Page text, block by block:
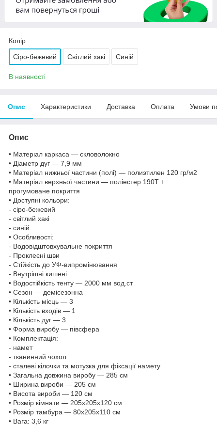
Колір
Сіро-бежевий Світлий хакі Синій
В наявності
Опис Характеристики Доставка Оплата Умови
Опис
• Матеріал каркаса — скловолокно
• Діаметр дуг — 7,9 мм
• Матеріал нижньої частини (полі) — полиэтилен 120 гр/м2
• Матеріал верхньої частини — поліестер 190Т +
прогумоване покриття
• Доступні кольори:
- сіро-бежевий
- світлий хакі
- синій
• Особливості:
- Водовідштовхувальне покриття
- Проклеєні шви
- Стійкість до УФ-випромінювання
- Внутрішні кишені
• Водостійкість тенту — 2000 мм вод.ст
• Сезон — демісезонна
• Кількість місць — 3
• Кількість входів — 1
• Кількість дуг — 3
• Форма виробу — півсфера
• Комплектація:
- намет
- тканинний чохол
- сталеві кілочки та мотузка для фіксації намету
• Загальна довжина виробу — 285 см
• Ширина вироби — 205 см
• Висота вироби — 120 см
• Розмір кімнати — 205х205х120 см
• Розмір тамбура — 80х205х110 см
• Вага: 3,6 кг